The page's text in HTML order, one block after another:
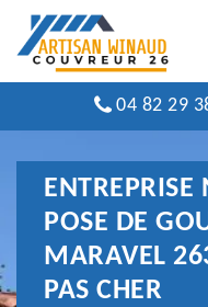
04 82 29
ENTREPRISE
POSE DE
MARAVEL
PAS CHER